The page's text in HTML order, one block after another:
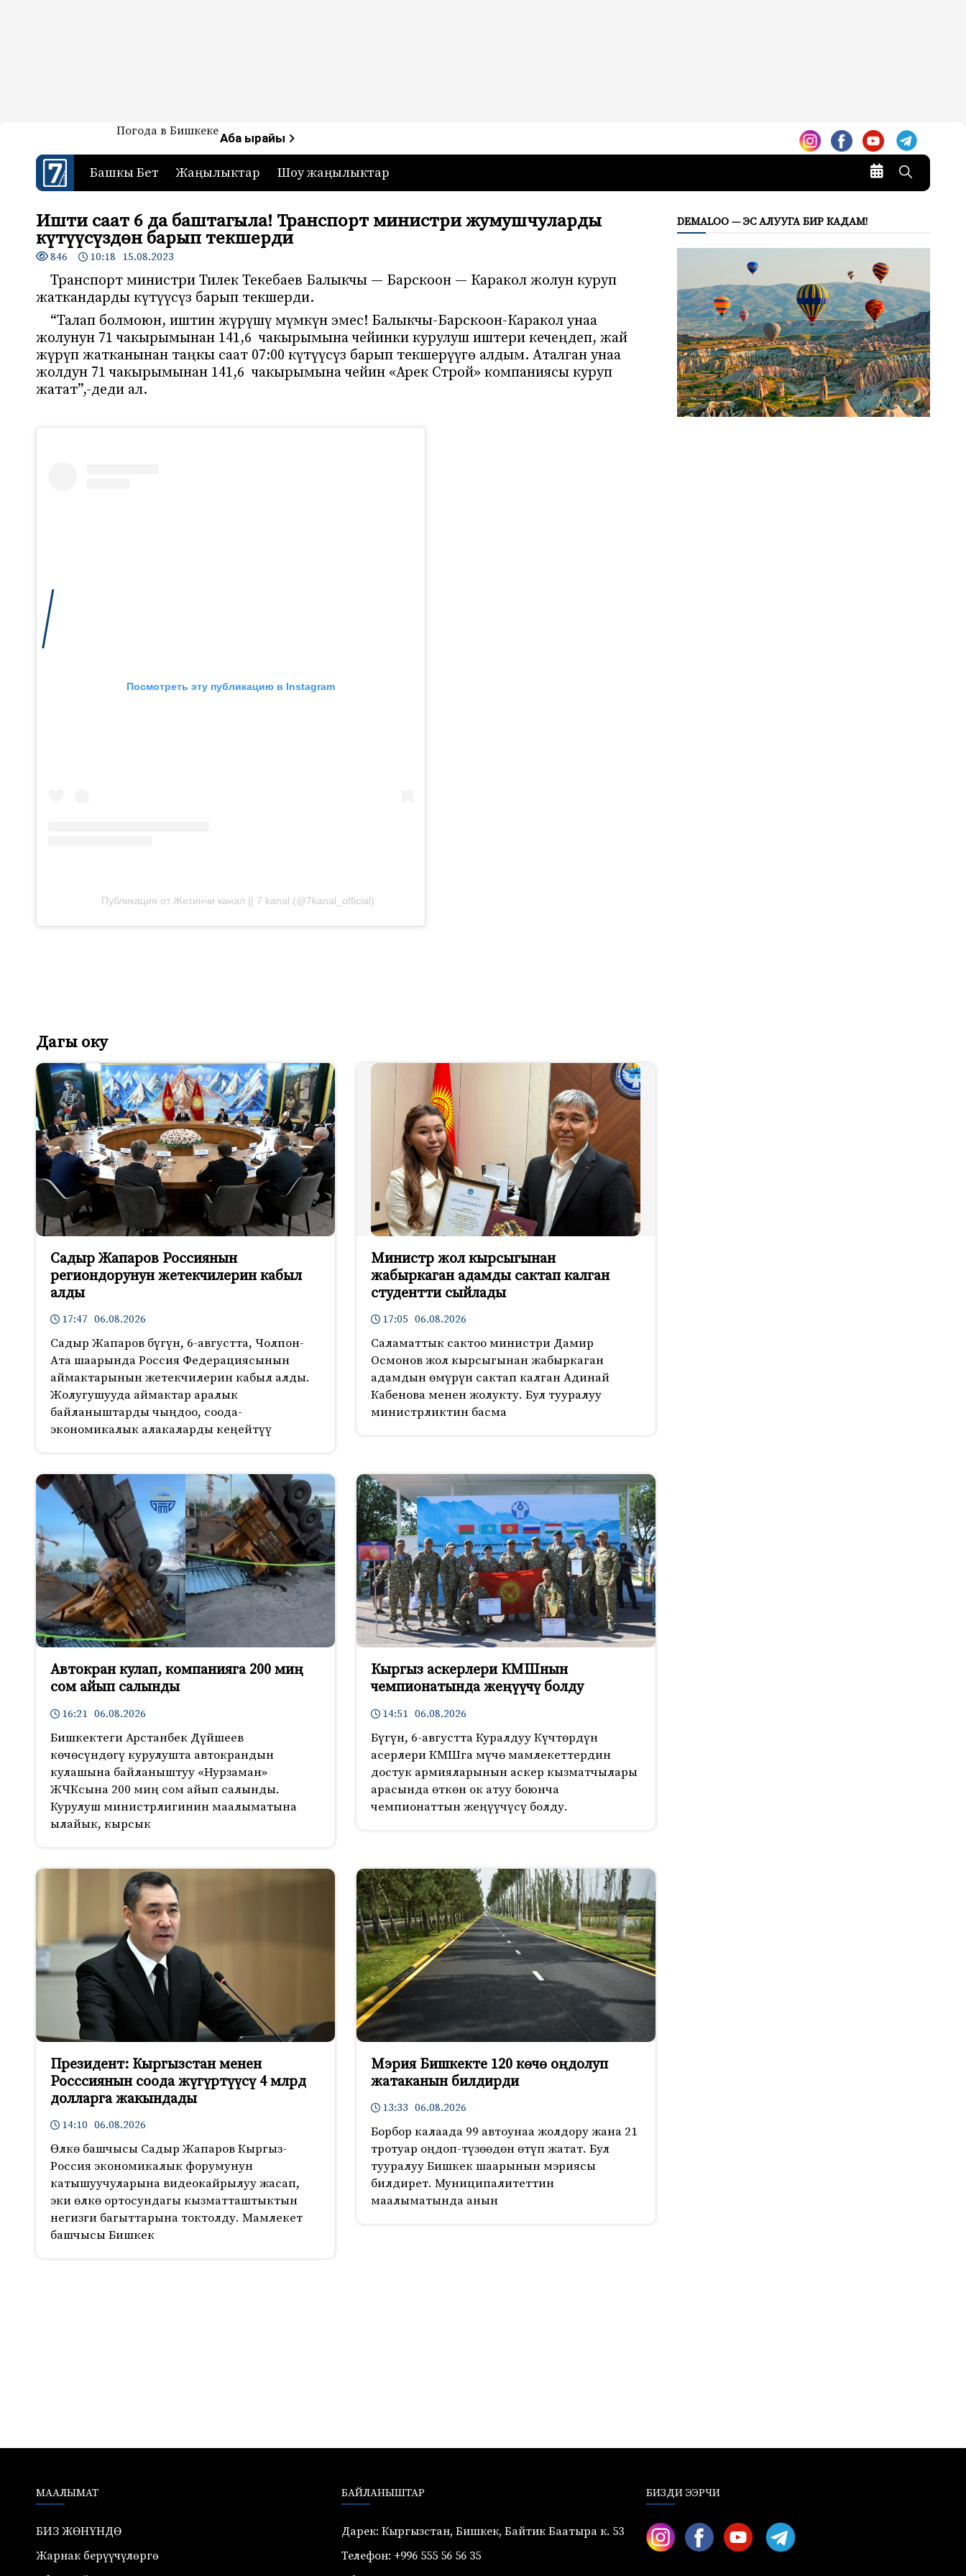
7-канал. Жаңылыктар — Кыргызстан
Жаңылыктар — Кыргызстан
Погода в БишкекеАба ырайы
Башкы Бет Жаңылыктар Шоу жаңылыктар
Ишти саат 6 да баштагыла! Транспорт министри жумушчуларды
күтүүсүздөн барып текшерди
846 10:18 15.08.2023
Транспорт министри Тилек Текебаев Балыкчы — Барскоон — Каракол жолун куруп
жаткандарды күтүүсүз барып текшерди.
“Талап болмоюн, иштин жүрүшү мүмкүн эмес! Балыкчы-Барскоон-Каракол унаа
жолунун 71 чакырымынан 141,6 чакырымына чейинки курулуш иштери кечеңдеп, жай
жүрүп жатканынан таңкы саат 07:00 күтүүсүз барып текшерүүгө алдым. Аталган унаа
жолдун 71 чакырымынан 141,6 чакырымына чейин «Арек Строй» компаниясы куруп
жатат”,-деди ал.
Посмотреть эту публикацию в Instagram
Публикация от Жетинчи канал || 7 kanal (@7kanal_official)
Дагы оку
Садыр Жапаров Россиянын
региондорунун жетекчилерин кабыл
алды
17:47 06.08.2026
Садыр Жапаров бүгүн, 6-августта, Чолпон-
Ата шаарында Россия Федерациясынын
аймактарынын жетекчилерин кабыл алды.
Жолугушууда аймактар аралык
байланыштарды чыңдоо, соода-
экономикалык алакаларды кеңейтүү
Министр жол кырсыгынан
жабыркаган адамды сактап калган
студентти сыйлады
17:05 06.08.2026
Саламаттык сактоо министри Дамир
Осмонов жол кырсыгынан жабыркаган
адамдын өмүрүн сактап калган Адинай
Кабенова менен жолукту. Бул тууралуу
министрликтин басма
Автокран кулап, компанияга 200 миң
сом айып салынды
16:21 06.08.2026
Бишкектеги Арстанбек Дүйшеев
көчөсүндөгү курулушта автокрандын
кулашына байланыштуу «Нурзаман»
ЖЧКсына 200 миң сом айып салынды.
Курулуш министрлигинин маалыматына
ылайык, кырсык
Кыргыз аскерлери КМШнын
чемпионатында жеңүүчү болду
14:51 06.08.2026
Бүгүн, 6-августта Куралдуу Күчтөрдүн
асерлери КМШга мүчө мамлекеттердин
достук армияларынын аскер кызматчылары
арасында өткөн ок атуу боюнча
чемпионаттын жеңүүчүсү болду.
Президент: Кыргызстан менен
Росссиянын соода жүгүртүүсү 4 млрд
долларга жакындады
14:10 06.08.2026
Өлкө башчысы Садыр Жапаров Кыргыз-
Россия экономикалык форумунун
катышуучуларына видеокайрылуу жасап,
эки өлкө ортосундагы кызматташтыктын
негизги багыттарына токтолду. Мамлекет
башчысы Бишкек
Мэрия Бишкекте 120 көчө оңдолуп
жатаканын билдирди
13:33 06.08.2026
Борбор калаада 99 автоунаа жолдору жана 21
тротуар оңдоп-түзөөдөн өтүп жатат. Бул
тууралуу Бишкек шаарынын мэриясы
билдирет. Муниципалитеттин
маалыматында анын
DEMALOO — ЭС АЛУУГА БИР КАДАМ!
МААЛЫМАТ
БИЗ ЖӨНҮНДӨ
Жарнак берүүчүлөргө
БАЙЛАНЫШТАР
Дарек: Кыргызстан, Бишкек, Байтик Баатыра к. 53
Телефон: +996 555 56 56 35
БИЗДИ ЭЭРЧИ